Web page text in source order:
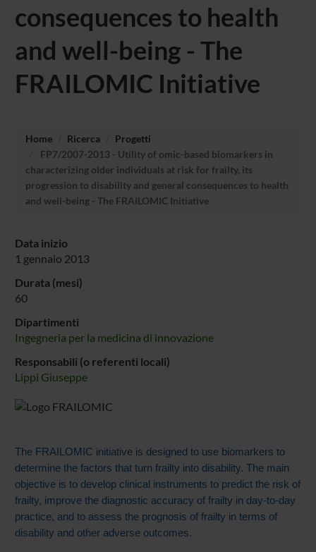
consequences to health
and well-being - The
FRAILOMIC Initiative
Home Ricerca
Progetti
FP7/2007-2013 - Utility of omic-based biomarkers in
characterizing older individuals at risk for frailty, its
progression to disability and general consequences to health
and well-being - The FRAILOMIC Initiative
Data inizio
1 gennaio 2013
Durata (mesi)
60
Dipartimenti
Ingegneria per la medicina di innovazione
Responsabili (o referenti locali)
Lippi Giuseppe
The FRAILOMIC initiative is designed to use biomarkers to
determine the factors that turn frailty into disability. The main
objective is to develop clinical instruments to predict the risk of
frailty, improve the diagnostic accuracy of frailty in day-to-day
practice, and to assess the prognosis of frailty in terms of
disability and other adverse outcomes.